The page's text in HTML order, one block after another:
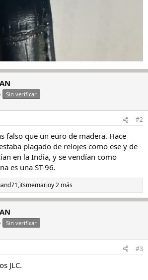
Sin verificar
#2
falso que un euro de madera. Hace
plagado de relojes como ese y de
en la India, y se vendían como
es una ST-96.
,itsmemarioy 2 más
Sin verificar
#3
JLC.